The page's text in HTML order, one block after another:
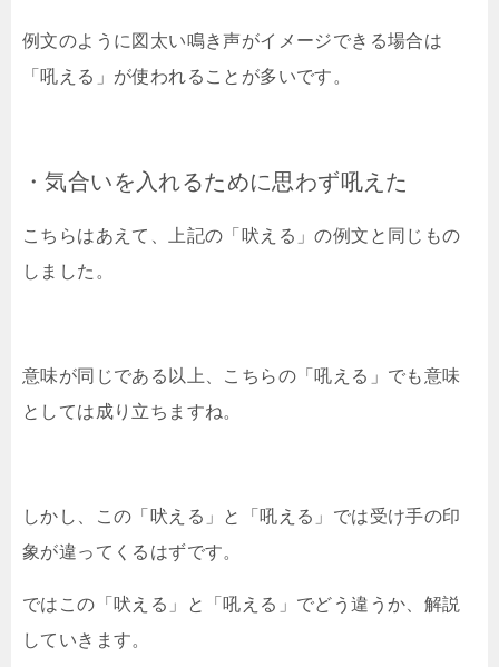
例文のように図太い鳴き声がイメージできる場合は
「吼える」が使われることが多いです。
・気合いを入れるために思わず吼えた
こちらはあえて、上記の「吠える」の例文と同じもの
しました。
意味が同じである以上、こちらの「吼える」でも意味
としては成り立ちますね。
しかし、この「吠える」と「吼える」では受け手の印
象が違ってくるはずです。
ではこの「吠える」と「吼える」でどう違うか、解説
していきます。